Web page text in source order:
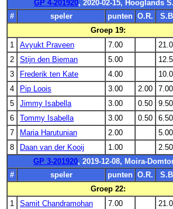
GP 4-201920, 2020-02-15, Hooglands
#
speler punten O.R.
Groep 19:
1
Avyukt Praveen 7.00
2
Stijn den Bieman 5.00
3
Frederik ten Kate 4.00
4
Pip Loois 3.00 2.00 7.00
5
Jimmy Isabella 3.00 0.50 9.50
6
Tommy Isabella 3.00 0.50 6.50
7
Maria Harutunian 2.00 5.00
8
Daan van der Kooij 1.00 2.50
GP 3-201920, 2019-12-08, Moira-
#
speler punten O.R.
Groep 22:
1
Samit Chandramohan 7.00